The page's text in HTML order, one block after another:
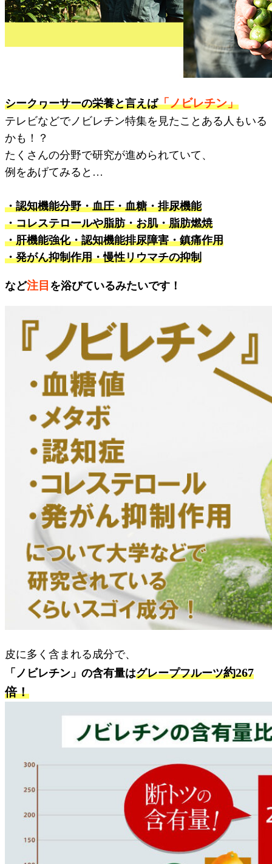
シークヮーサーの栄養と言えば「ノビレチン」
テレビなどでノビレチン特集を見たことある人もいる
かも！？
たくさんの分野で研究が進められていて、
例をあげてみると…
・認知機能分野・血圧・血糖・排尿機能
・コレステロールや脂肪・お肌・脂肪燃焼
・肝機能強化・認知機能排尿障害・鎮痛作用
・発がん抑制作用・慢性リウマチの抑制
など注目 を浴びているみたいです！
皮に多く含まれる成分で、
「ノビレチン」の含有量はグレープフルーツ約267
倍！